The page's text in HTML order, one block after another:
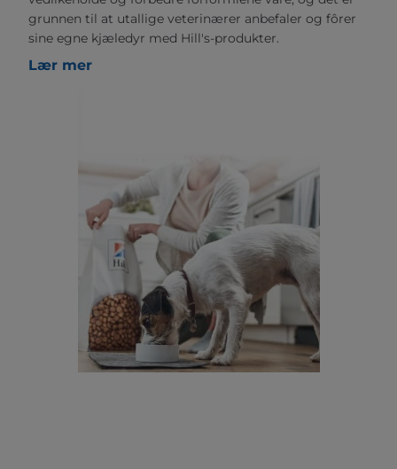
grunnen til at utallige veterinærer anbefaler og fôrer
sine egne kjæledyr med Hill's-produkter.
Lær mer